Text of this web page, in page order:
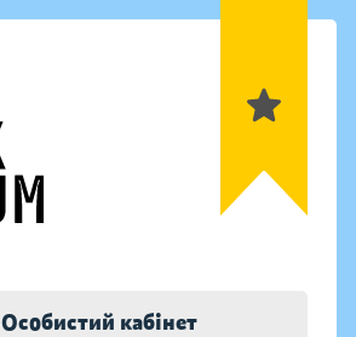
Особистий кабінет